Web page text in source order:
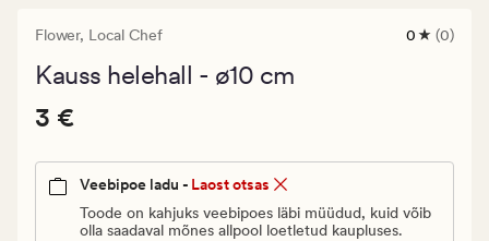
Flower, Local Chef
0
0 (0)
Kauss helehall - ø10 cm
Pris_ee
€.
Vanlig
pris_ee
Pris_ee
3 €
Veebipoe ladu - Laost otsas
Toode on kahjuks veebipoes läbi müüdud, kuid võib
olla saadaval mõnes allpool loetletud kaupluses.